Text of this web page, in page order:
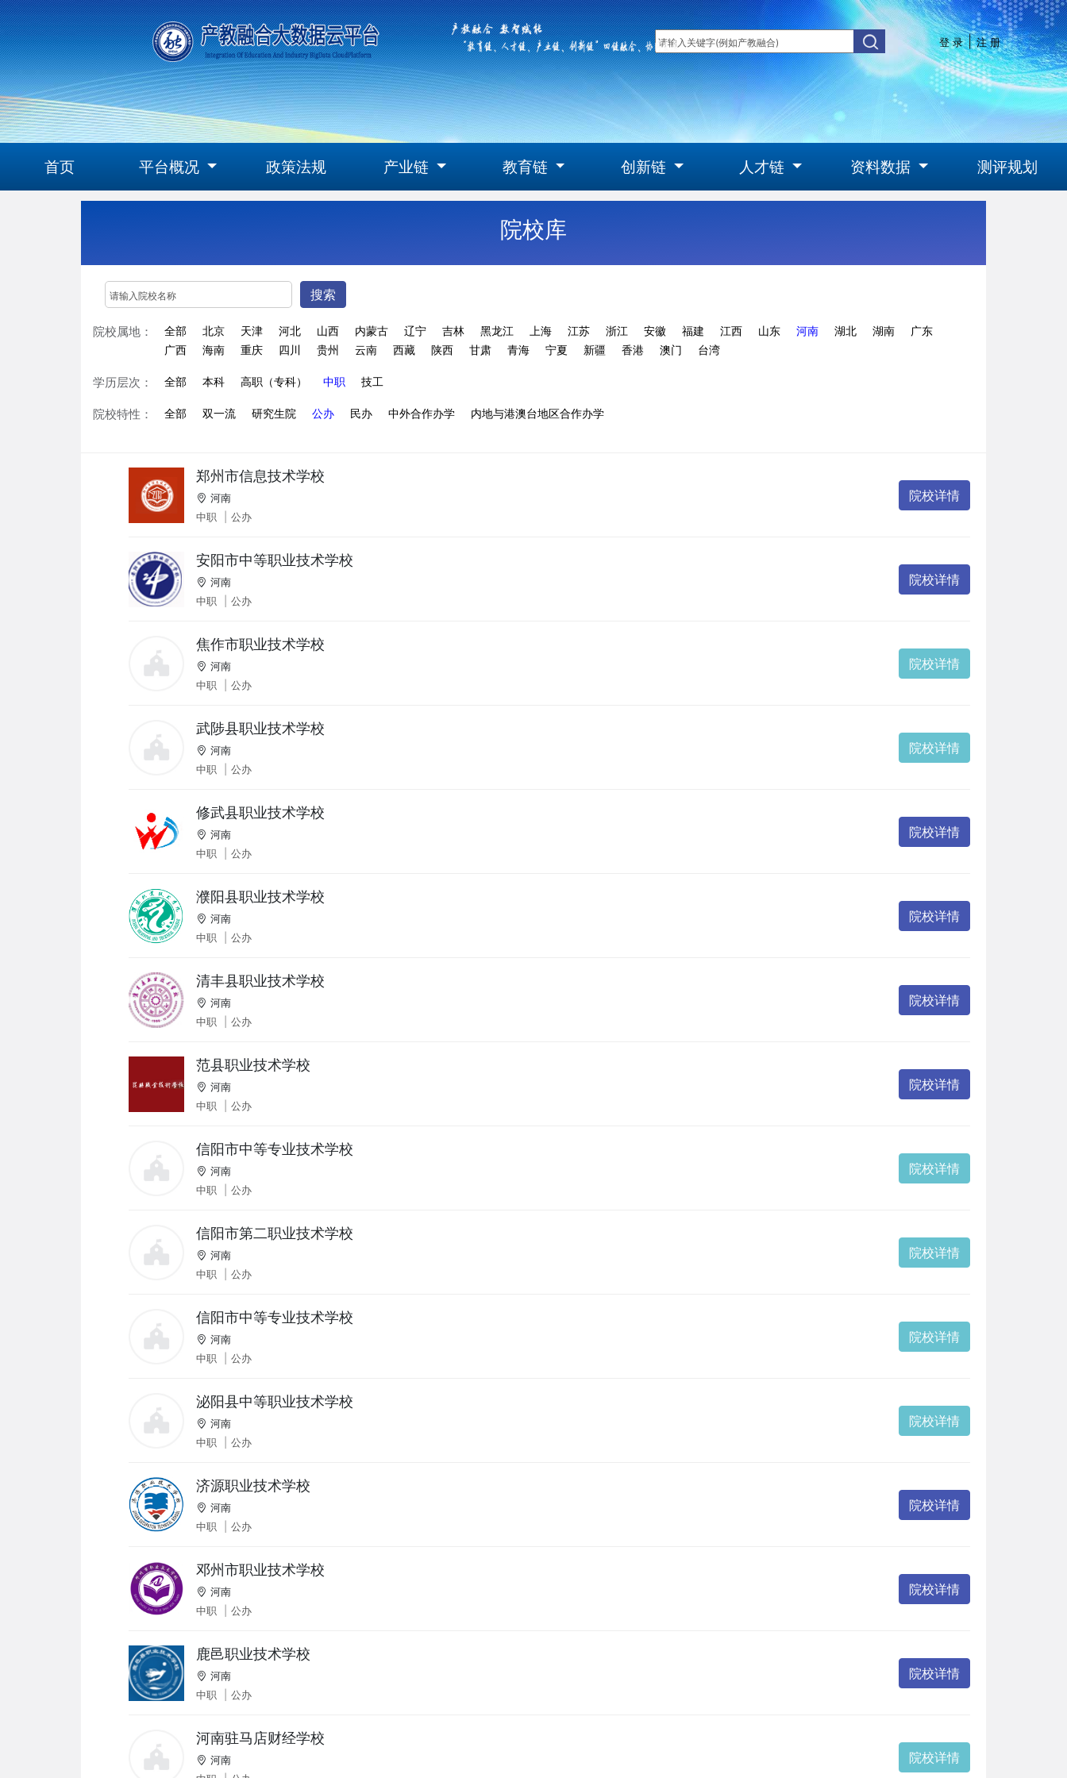
登 录 | 注 册
首页 平台概况 政策法规 产业链 教育链 创新链 人才链 资料数据 测评规划
院校库
搜索
院校属地： 全部 北京 天津 河北 山西 内蒙古 辽宁 吉林 黑龙江 上海 江苏 浙江 安徽 福建 江西 山东 河南 湖北 湖南
广东
广西
海南 重庆 四川 贵州 云南 西藏 陕西 甘肃 青海 宁夏 新疆 香港 澳门 台湾
学历层次： 全部 本科 高职（专科） 中职 技工
院校特性： 全部 双一流 研究生院 公办 民办 中外合作办学 内地与港澳台地区合作办学
郑州市信息技术学校
河南
中职
公办
院校详情
安阳市中等职业技术学校
河南
中职
公办
院校详情
焦作市职业技术学校
河南
中职
公办
院校详情
武陟县职业技术学校
河南
中职
公办
院校详情
修武县职业技术学校
河南
中职
公办
院校详情
濮阳县职业技术学校
河南
中职
公办
院校详情
清丰县职业技术学校
河南
中职
公办
院校详情
范县职业技术学校
河南
中职
公办
院校详情
信阳市中等专业技术学校
河南
中职
公办
院校详情
信阳市第二职业技术学校
河南
中职
公办
院校详情
信阳市中等专业技术学校
河南
中职
公办
院校详情
泌阳县中等职业技术学校
河南
中职
公办
院校详情
济源职业技术学校
河南
中职
公办
院校详情
邓州市职业技术学校
河南
中职
公办
院校详情
鹿邑职业技术学校
河南
中职
公办
院校详情
河南驻马店财经学校
河南
院校详情